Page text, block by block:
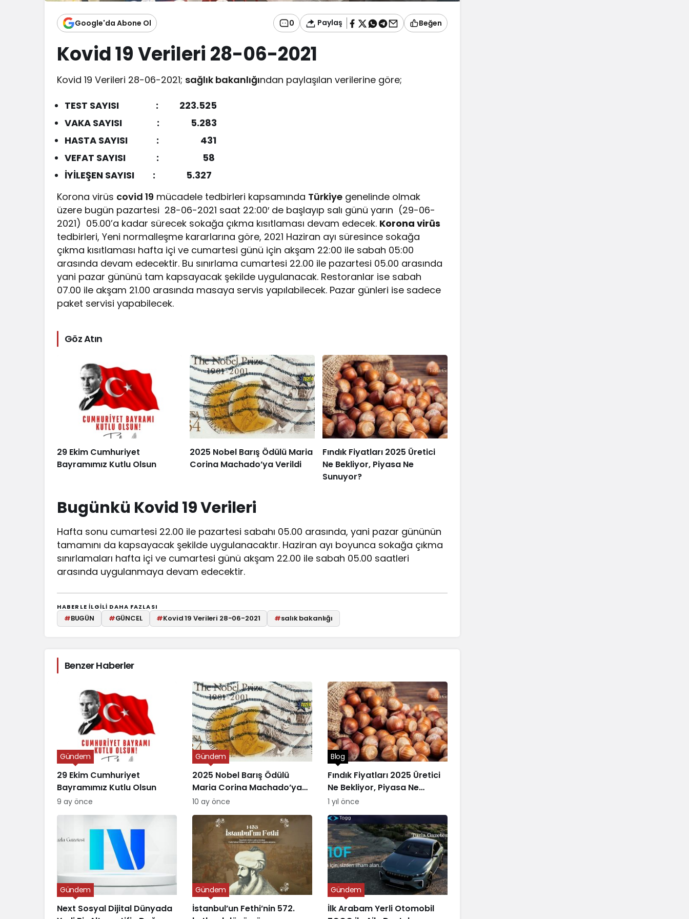
Google'da Abone Ol 0 Paylaş Beğen
Kovid 19 Verileri 28-06-2021
Kovid 19 Verileri 28-06-2021; sağlık bakanlığından paylaşılan verilerine göre;
TEST SAYISI : 223.525
VAKA SAYISI : 5.283
HASTA SAYISI : 431
VEFAT SAYISI :
58
İYİLEŞEN SAYISI : 5.327
Korona virüs covid 19 mücadele tedbirleri kapsamında Türkiye genelinde olmak
üzere bugün pazartesi 28-06-2021 saat 22:00′ de başlayıp salı günü yarın (29-06-
2021) 05.00’a kadar sürecek sokağa çıkma kısıtlaması devam edecek. Korona virüs
tedbirleri, Yeni normalleşme kararlarına göre, 2021 Haziran ayı süresince sokağa
çıkma kısıtlaması hafta içi ve cumartesi günü için akşam 22:00 ile sabah 05:00
arasında devam edecektir. Bu sınırlama cumartesi 22.00 ile pazartesi 05.00 arasında
yani pazar gününü tam kapsayacak şekilde uygulanacak. Restoranlar ise sabah
07.00 ile akşam 21.00 arasında masaya servis yapılabilecek. Pazar günleri ise sadece
paket servisi yapabilecek.
Göz Atın
29 Ekim Cumhuriyet
Bayramımız Kutlu Olsun
2025 Nobel Barış Ödülü Maria
Corina Machado’ya Verildi
Fındık Fiyatları 2025 Üretici
Ne Bekliyor, Piyasa Ne
Sunuyor?
Bugünkü Kovid 19 Verileri
Hafta sonu cumartesi 22.00 ile pazartesi sabahı 05.00 arasında, yani pazar gününün
tamamını da kapsayacak şekilde uygulanacaktır. Haziran ayı boyunca sokağa çıkma
sınırlamaları hafta içi ve cumartesi günü akşam 22.00 ile sabah 05.00 saatleri
arasında uygulanmaya devam edecektir.
HABERLE ILGILI DAHA FAZLASI
#BUGÜN #GÜNCEL #Kovid 19 Verileri 28-06-2021 #salık bakanlığı
Benzer Haberler
29 Ekim Cumhuriyet
Bayramımız Kutlu Olsun
Gündem
9 ay önce
2025 Nobel Barış Ödülü
Maria Corina Machado’ya
Verildi
Gündem
10 ay önce
Fındık Fiyatları 2025 Üretici
Ne Bekliyor, Piyasa Ne
Sunuyor?
Blog
1 yıl önce
Next Sosyal Dijital Dünyada
Gündem
İstanbul’un Fethi’nin 572.
Gündem
İlk Arabam Yerli Otomobil
Gündem